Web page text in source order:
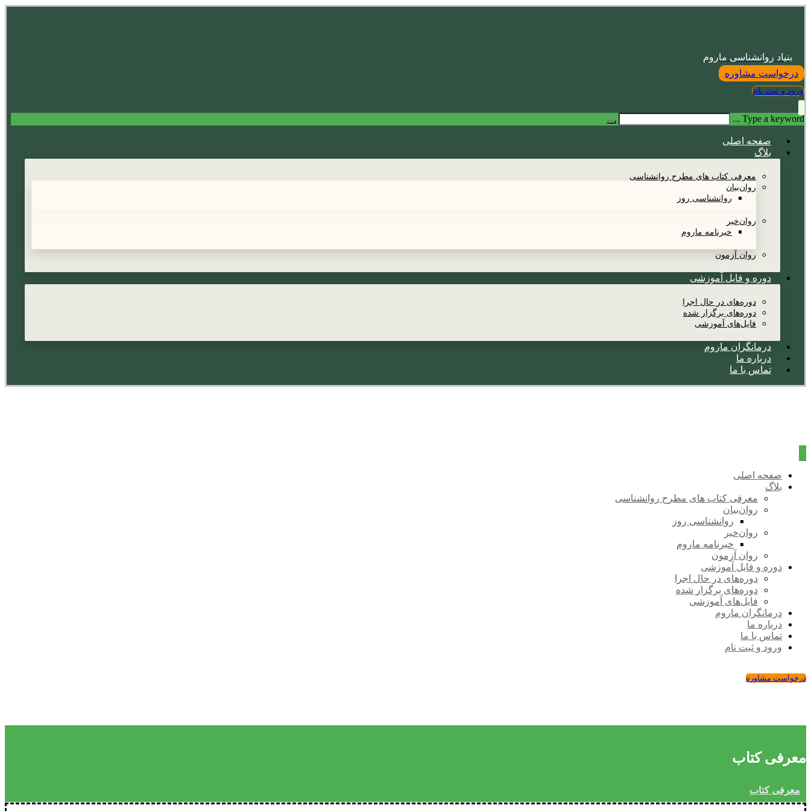
بنیاد روانشناسی ماروم
درخواست مشاوره
ورود و ثبت نام
Type a keyword ...
صفحه اصلی
بلاگ
معرفی کتاب های مطرح روانشناسی
روان‌بیان
روانشناسی روز
روان‌خبر
خبرنامه ماروم
روان آزمون
دوره و فایل آموزشی
دوره‌های در حال اجرا
دوره‌های برگزار شده
فایل‌های آموزشی
درمانگران ماروم
درباره ما
تماس با ما
صفحه اصلی
بلاگ
معرفی کتاب های مطرح روانشناسی
روان‌بیان
روانشناسی روز
روان‌خبر
خبرنامه ماروم
روان آزمون
دوره و فایل آموزشی
دوره‌های در حال اجرا
دوره‌های برگزار شده
فایل‌های آموزشی
درمانگران ماروم
درباره ما
تماس با ما
ورود و ثبت نام
درخواست مشاوره
معرفی کتاب
معرفی کتاب